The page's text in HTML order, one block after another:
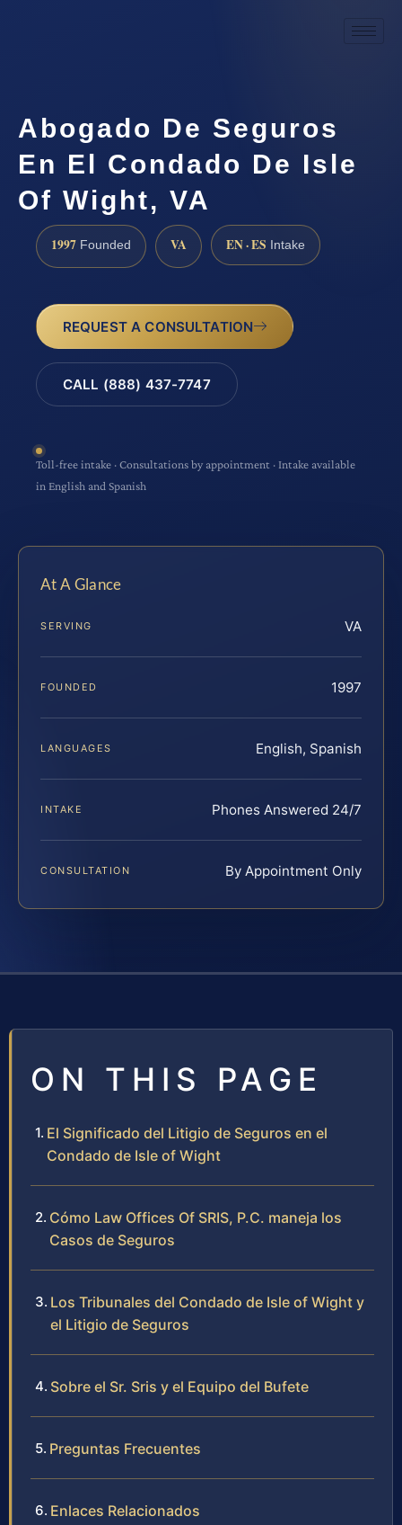
Abogado De Seguros
En El Condado De Isle
Of Wight, VA
1997 Founded VA EN · ES Intake
REQUEST A CONSULTATION
CALL (888) 437-7747
Toll-free intake · Consultations by appointment · Intake available
in English and Spanish
At A Glance
SERVING VA
FOUNDED 1997
LANGUAGES English, Spanish
INTAKE Phones Answered 24/7
CONSULTATION By Appointment Only
ON THIS PAGE
El Significado del Litigio de Seguros en el
Condado de Isle of Wight
Cómo Law Offices Of SRIS, P.C. maneja los
Casos de Seguros
Los Tribunales del Condado de Isle of Wight y
el Litigio de Seguros
Sobre el Sr. Sris y el Equipo del Bufete
Preguntas Frecuentes
Enlaces Relacionados